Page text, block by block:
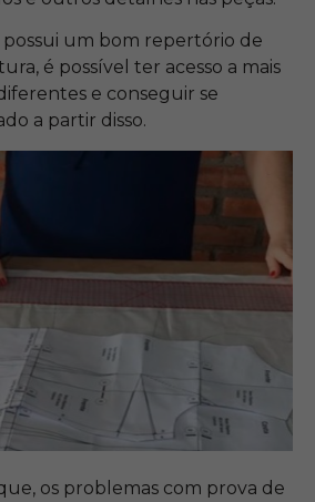
um bom repertório de
é possível ter acesso a mais
e conseguir se
a partir disso.
os problemas com prova de